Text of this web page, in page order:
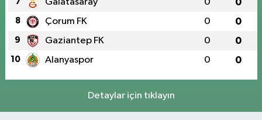
Galatasaray 0 0
8 Çorum FK 0 0
9 Gaziantep FK 0 0
10 Alanyaspor 0 0
Detaylar için tıklayın